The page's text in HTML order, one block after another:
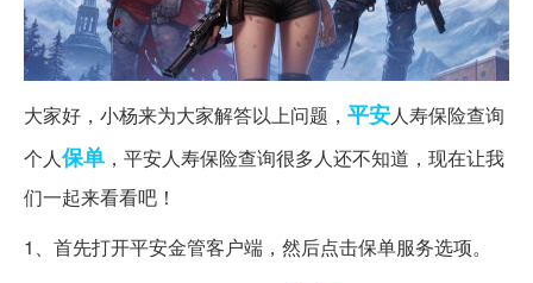
大家好，小杨来为大家解答以上问题， 平安人寿保险查询
个人保单 ，平安人寿保险查询很多人还不知道，现在让我
们一起来看看吧！
1、首先打开平安金管客户端，然后点击保单服务选项。